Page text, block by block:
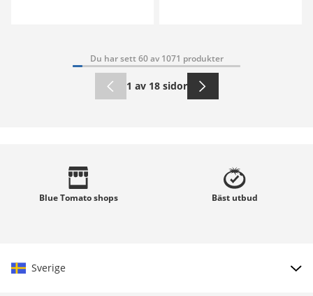
Du har sett 60 av 1071 produkter
1 av 18 sidor
Blue Tomatoshops Bäst utbud
Sverige